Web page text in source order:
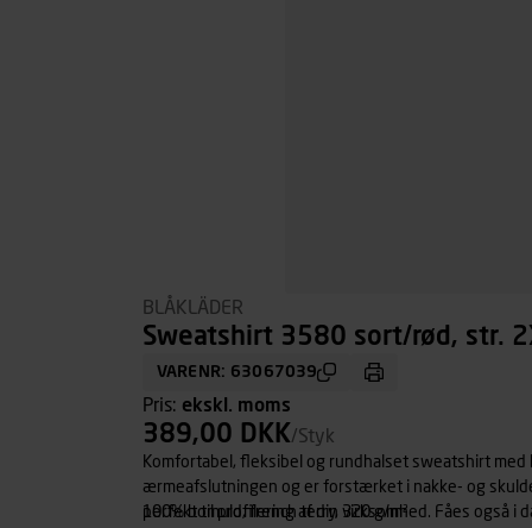
BLÅKLÄDER
Sweatshirt 3580 sort/rød, str.
VARENR: 63067039
Pris: ekskl. moms
389,00 DKK/Styk
Komfortabel, fleksibel og rundhalset sweatshirt
ærmeafslutningen og er forstærket i nakke- og
perfekt til profilering af din virksomhed. Fåes også i
100% bomuld, french terry, 320 g/m²